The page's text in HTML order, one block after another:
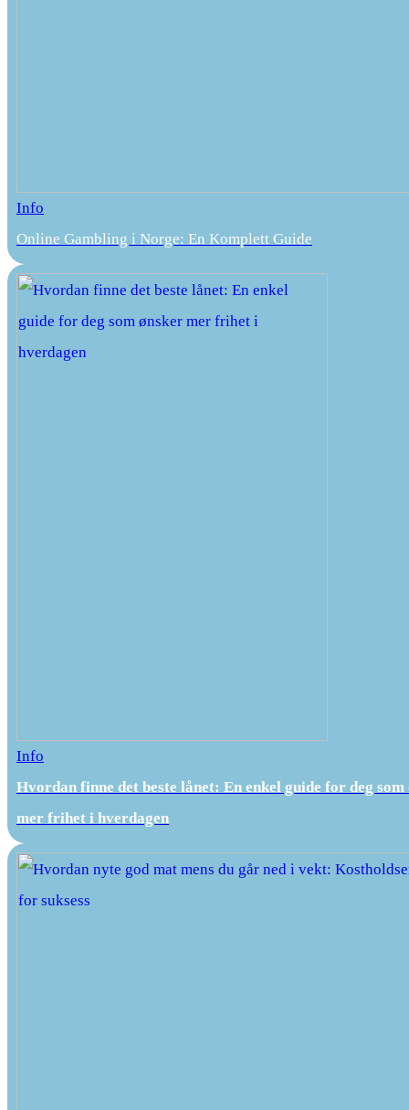
Info
Online Gambling i Norge: En Komplett Guide
Info
Hvordan finne det beste lånet: En enkel guide for deg som
mer frihet i hverdagen